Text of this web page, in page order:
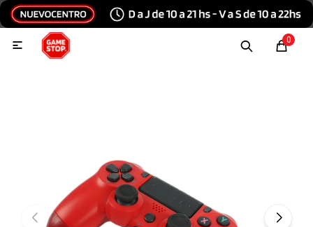
0

Audio y video